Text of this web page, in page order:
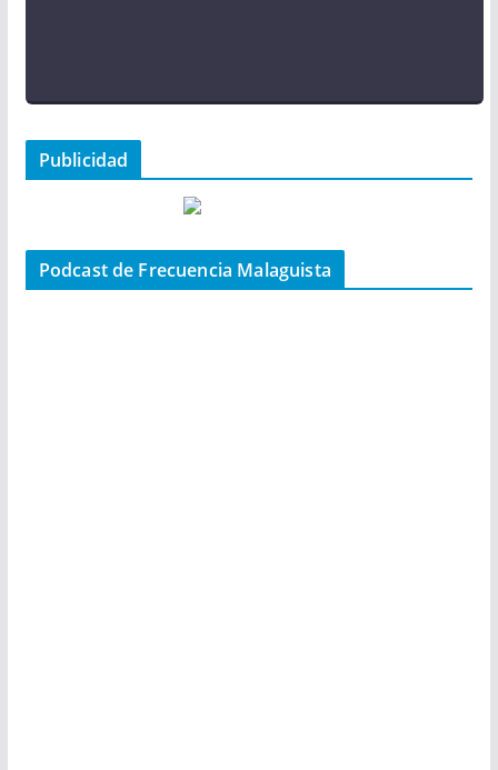
Publicidad
Podcast de Frecuencia Malaguista